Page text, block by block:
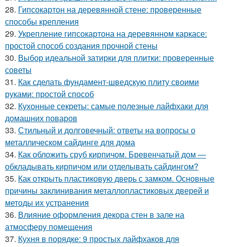
28. Гипсокартон на деревянной стене: проверенные
способы крепления
29. Укрепление гипсокартона на деревянном каркасе:
простой способ создания прочной стены
30. Выбор идеальной затирки для плитки: проверенные
советы
31. Как сделать фундамент-шведскую плиту своими
руками: простой способ
32. Кухонные секреты: самые полезные лайфхаки для
домашних поваров
33. Стильный и долговечный: ответы на вопросы о
металлическом сайдинге для дома
34. Как обложить сруб кирпичом. Бревенчатый дом —
обкладывать кирпичом или отделывать сайдингом?
35. Как открыть пластиковую дверь с замком. Основные
причины заклинивания металлопластиковых дверей и
методы их устранения
36. Влияние оформления декора стен в зале на
атмосферу помещения
37. Кухня в порядке: 9 простых лайфхаков для